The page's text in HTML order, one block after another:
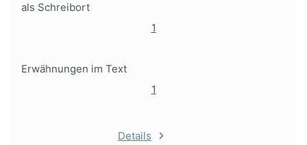
als Schreibort
1
Erwähnungen im Text
1
Details